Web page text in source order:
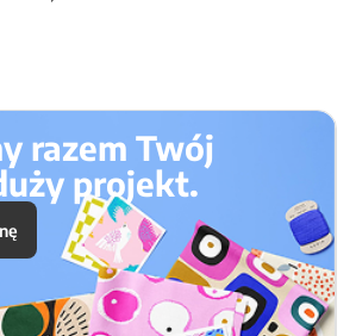
razem Twój
projekt.